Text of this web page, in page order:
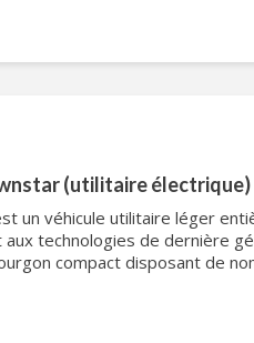
(utilitaire électrique)
un véhicule utilitaire léger
technologies de dernière
compact disposant de